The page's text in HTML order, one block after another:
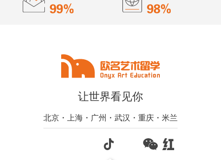
让世界看见你
北京・上海・广州・武汉・重庆・米兰